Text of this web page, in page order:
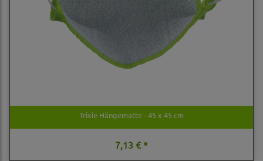
Trixie Hängematte - 45 x 45 cm
7,13 € *